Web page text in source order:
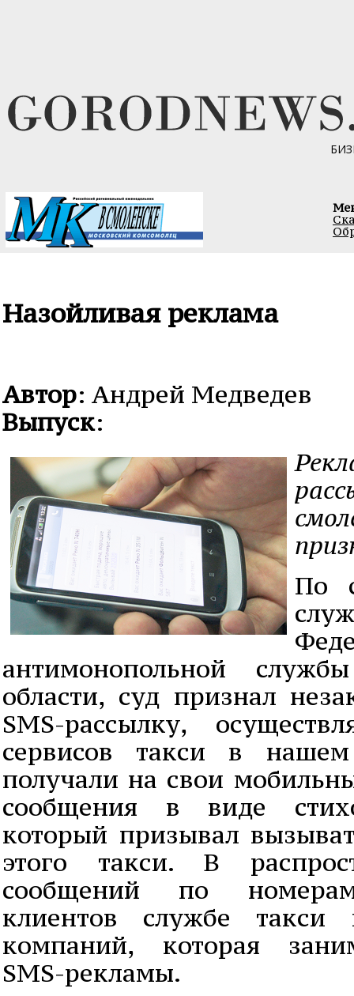
Назойливая реклама
Автор: Андрей Медведев
Выпуск:
По
антимонопольной
области, суд признал
SMS-рассылку,
сервисов такси в
получали на свои
сообщения в виде
который призывал
этого такси. В
сообщений по
клиентов службе
компаний, которая
SMS-рекламы.